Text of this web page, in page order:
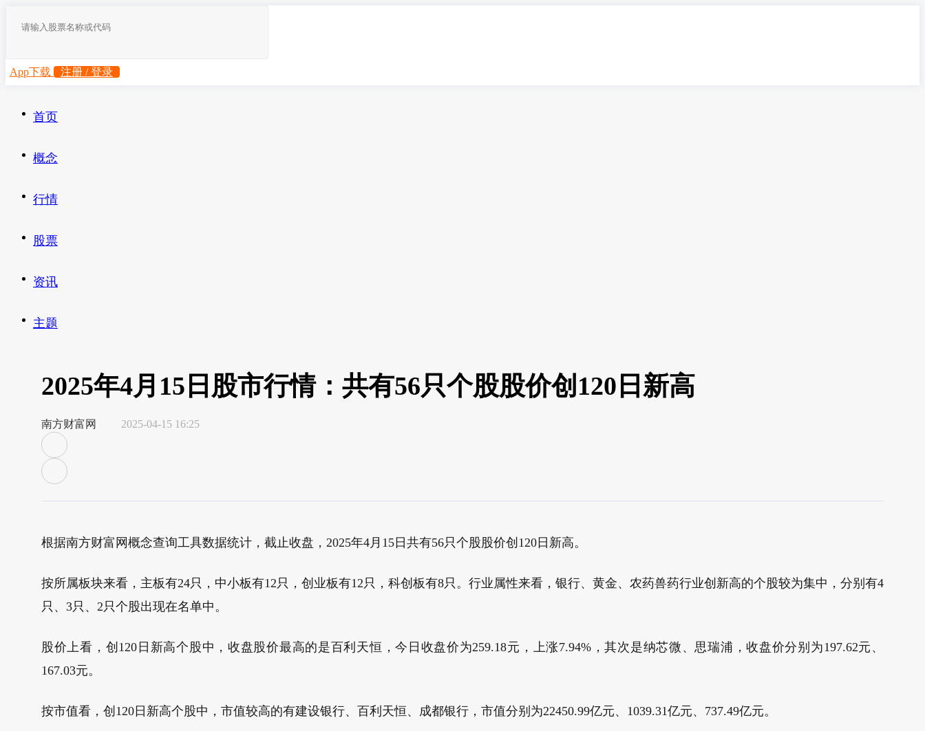
App下载 注册 / 登录
首页
概念
行情
股票
资讯
主题
2025年4月15日股市行情：共有56只个股股价创120日新高
南方财富网 2025-04-15 16:25
根据南方财富网概念查询工具数据统计，截止收盘，2025年4月15日共有56只个股股价创120日新高。
按所属板块来看，主板有24只，中小板有12只，创业板有12只，科创板有8只。行业属性来看，银行、黄金、农药兽药行业创新高的个股较为集中，分别有4
只、3只、2只个股出现在名单中。
股价上看，创120日新高个股中，收盘股价最高的是百利天恒，今日收盘价为259.18元，上涨7.94%，其次是纳芯微、思瑞浦，收盘价分别为197.62元、
167.03元。
按市值看，创120日新高个股中，市值较高的有建设银行、百利天恒、成都银行，市值分别为22450.99亿元、1039.31亿元、737.49亿元。